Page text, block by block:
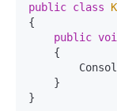
public class
{
public
}